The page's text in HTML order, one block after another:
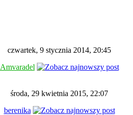
czwartek, 9 stycznia 2014, 20:45
Amvaradel
środa, 29 kwietnia 2015, 22:07
berenika